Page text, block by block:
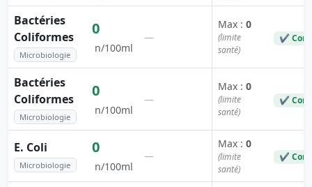
Bactéries
Coliformes
Microbiologie
0
n/100ml
—
Max : 0
(limite
santé)
✔
Bactéries
Coliformes
Microbiologie
0
n/100ml
—
Max : 0
(limite
santé)
✔
E. Coli
Microbiologie
0
n/100ml
—
Max : 0
(limite
santé)
✔